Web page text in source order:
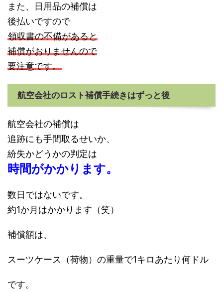
また、日用品の補償は
後払いですので
領収書の不備があると
補償がおりませんので
要注意です。
航空会社のロスト補償手続きはずっと後
航空会社の補償は
追跡にも手間取るせいか、
紛失かどうかの判定は
時間がかかります。
数日ではないです。
約1か月はかかります（笑）
補償額は、
スーツケース（荷物）の重量で1キロあたり何ドル
です。